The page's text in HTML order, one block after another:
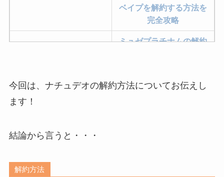
ベイプを解約する方法を
完全攻略
ミュゼプラチナムの解約
レミノの解約方法まと
今回は、ナチュデオの解約方法についてお伝えし
ます！
結論から言うと・・・
解約方法